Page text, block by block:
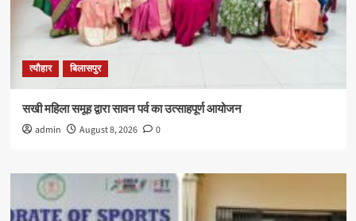
त्यौहार बिलासपुर
सखी महिला समूह द्वारा सावन पर्व का उत्साहपूर्ण आयोजन
admin August 8, 2026 0